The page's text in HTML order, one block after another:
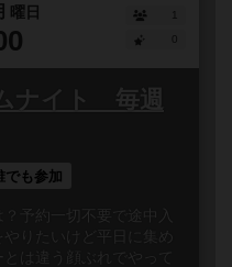
曜日
1
ナイト 毎週
でも参加
予約一切不要で途中入
りたいけど平日に集め
は違う顔ぶれでやって